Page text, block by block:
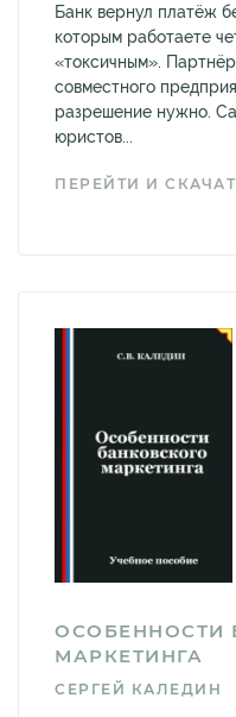
Банк вернул платёж
которым работаете
«токсичным».
совместного
разрешение нужно.
юристов...
ПЕРЕЙТИ И
ОСОБЕННОСТИ
МАРКЕТИНГА
СЕРГЕЙ КАЛЕДИН